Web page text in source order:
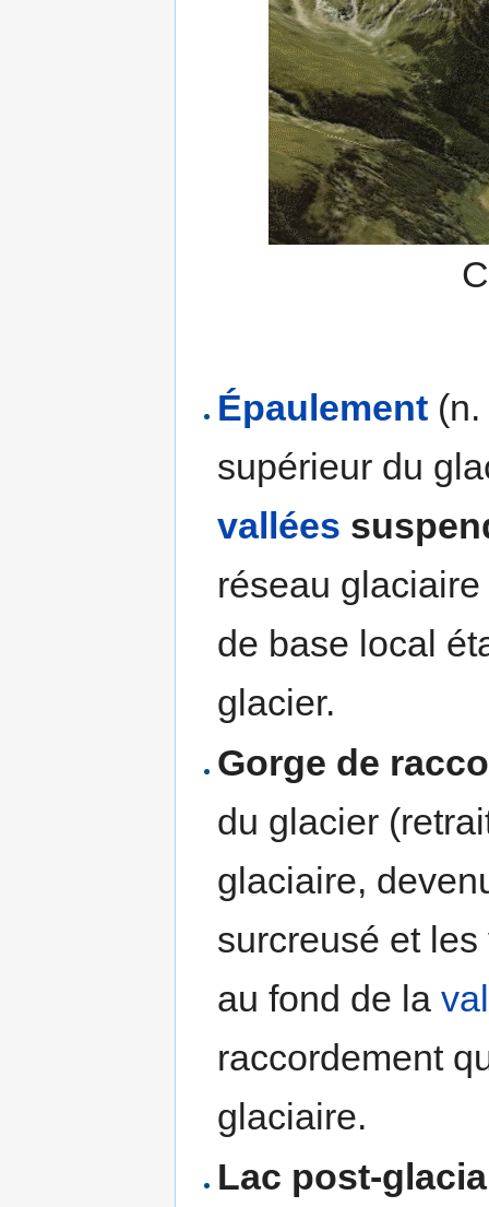
Épaulement
supérieur du
vallées
réseau
de base local
glacier.
Gorge de
du glacier
glaciaire,
surcreusé et
au fond de la
raccordement
glaciaire.
Lac post-